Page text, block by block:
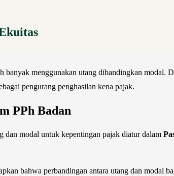
banyak menggunakan utang dibandingkan
pengurang penghasilan kena pajak.
PPh Badan
dan modal untuk kepentingan pajak diatur dalam
bahwa perbandingan antara utang dan modal